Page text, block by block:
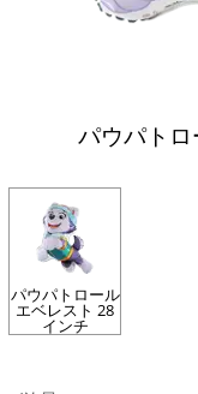
パウパト
パウパトロール
エベレスト 28
インチ